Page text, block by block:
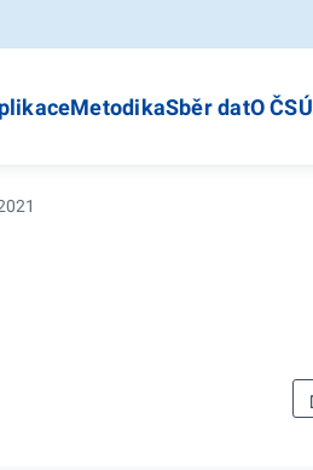
MetodikaSběr datO ČSÚ